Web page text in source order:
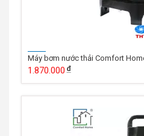
Máy bơm nước thải Comfort
1.870.000